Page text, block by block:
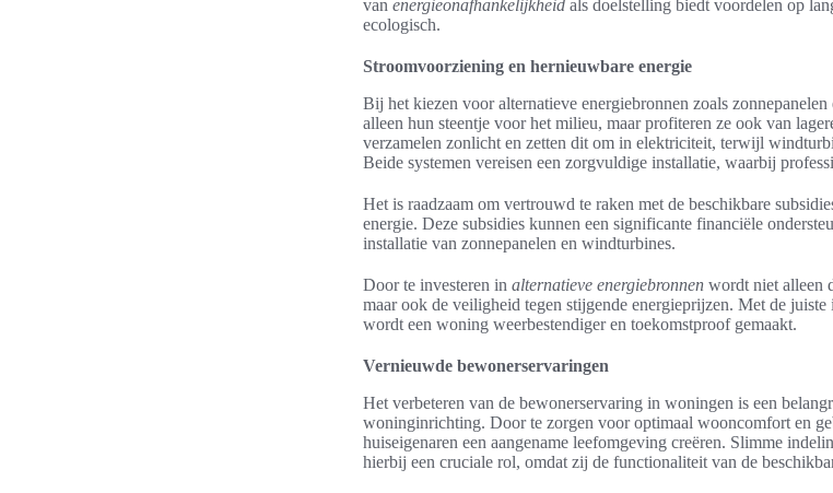
van energieonafhankelijkheid als doelstelling biedt voordelen op
ecologisch.
Stroomvoorziening en hernieuwbare energie
Bij het kiezen voor alternatieve energiebronnen zoals
alleen hun steentje voor het milieu, maar profiteren ze ook van
verzamelen zonlicht en zetten dit om in elektriciteit, terwijl
Beide systemen vereisen een zorgvuldige installatie, waarbij
Het is raadzaam om vertrouwd te raken met de beschikbare
energie. Deze subsidies kunnen een significante financiële
installatie van zonnepanelen en windturbines.
Door te investeren in alternatieve energiebronnen wordt niet alleen
maar ook de veiligheid tegen stijgende energieprijzen. Met de
wordt een woning weerbestendiger en toekomstproof gemaakt.
Vernieuwde bewonerservaringen
Het verbeteren van de bewonerservaring in woningen is een
woninginrichting. Door te zorgen voor optimaal wooncomfort en
huiseigenaren een aangename leefomgeving creëren. Slimme
hierbij een cruciale rol, omdat zij de functionaliteit van de